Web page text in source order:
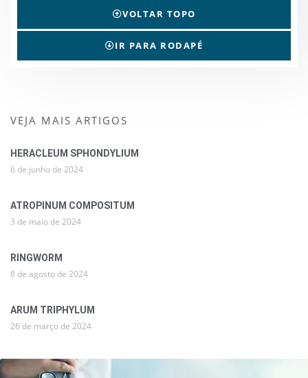
VOLTAR TOPO
IR PARA RODAPÉ
VEJA MAIS ARTIGOS
HERACLEUM SPHONDYLIUM
6 de junho de 2024
ATROPINUM COMPOSITUM
3 de maio de 2024
RINGWORM
8 de agosto de 2024
ARUM TRIPHYLUM
26 de março de 2024